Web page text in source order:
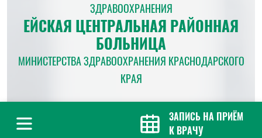
ЗДРАВООХРАНЕНИЯ
ЕЙСКАЯ ЦЕНТРАЛЬНАЯ РАЙОННАЯ
БОЛЬНИЦА
МИНИСТЕРСТВА ЗДРАВООХРАНЕНИЯ КРАСНОДАРСКОГО
КРАЯ
ЗАПИСЬ НА ПРИЁМ
К ВРАЧУ